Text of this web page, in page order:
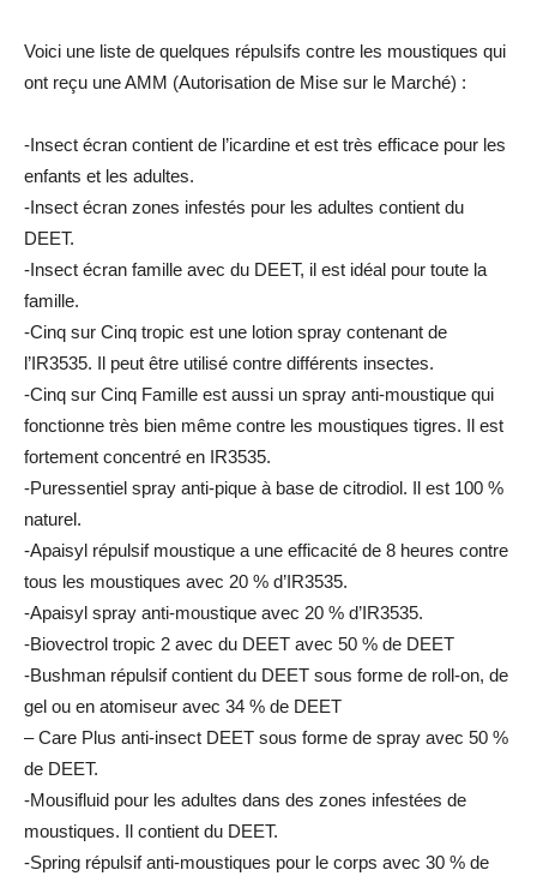
Voici une liste de quelques répulsifs contre les moustiques qui
ont reçu une AMM (Autorisation de Mise sur le Marché) :
-Insect écran contient de l’icardine et est très efficace pour les
enfants et les adultes.
-Insect écran zones infestés pour les adultes contient du
DEET.
-Insect écran famille avec du DEET, il est idéal pour toute la
famille.
-Cinq sur Cinq tropic est une lotion spray contenant de
l’IR3535. Il peut être utilisé contre différents insectes.
-Cinq sur Cinq Famille est aussi un spray anti-moustique qui
fonctionne très bien même contre les moustiques tigres. Il est
fortement concentré en IR3535.
-Puressentiel spray anti-pique à base de citrodiol. Il est 100 %
naturel.
-Apaisyl répulsif moustique a une efficacité de 8 heures contre
tous les moustiques avec 20 % d’IR3535.
-Apaisyl spray anti-moustique avec 20 % d’IR3535.
-Biovectrol tropic 2 avec du DEET avec 50 % de DEET
-Bushman répulsif contient du DEET sous forme de roll-on, de
gel ou en atomiseur avec 34 % de DEET
– Care Plus anti-insect DEET sous forme de spray avec 50 %
de DEET.
-Mousifluid pour les adultes dans des zones infestées de
moustiques. Il contient du DEET.
-Spring répulsif anti-moustiques pour le corps avec 30 % de